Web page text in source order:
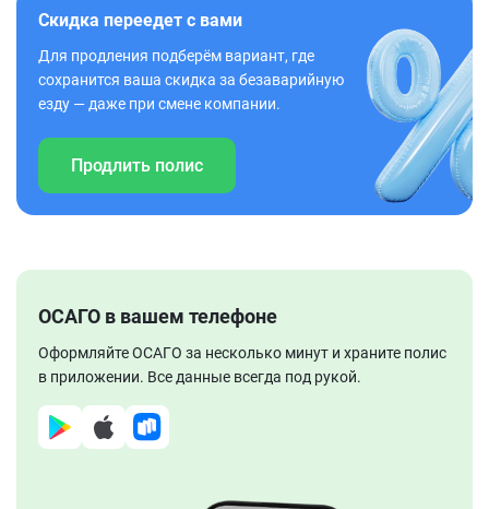
Скидка переедет с вами
Для продления подберём вариант, где
сохранится ваша скидка за безаварийную
езду — даже при смене компании.
Продлить полис
ОСАГО в вашем телефоне
Оформляйте ОСАГО за несколько минут и храните полис
в приложении. Все данные всегда под рукой.